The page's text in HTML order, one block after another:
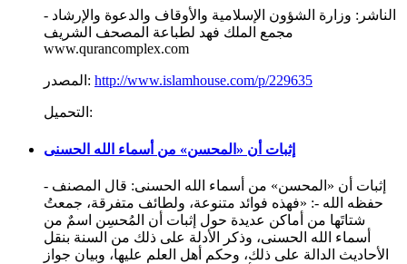
الناشر: وزارة الشؤون الإسلامية والأوقاف والدعوة والإرشاد -
مجمع الملك فهد لطباعة المصحف الشريف
www.qurancomplex.com
المصدر: http://www.islamhouse.com/p/229635
التحميل:
إثبات أن «المحسن» من أسماء الله الحسنى
إثبات أن «المحسن» من أسماء الله الحسنى: قال المصنف -
حفظه الله -: «فهذه فوائد متنوعة، ولطائف متفرقة، جمعتُ
شتاتَها من أماكن عديدة حول إثبات أن المُحسِن اسمٌ من
أسماء الله الحسنى، وذكر الأدلة على ذلك من السنة بنقل
الأحاديث الدالة على ذلك، وحكم أهل العلم عليها، وبيان جواز